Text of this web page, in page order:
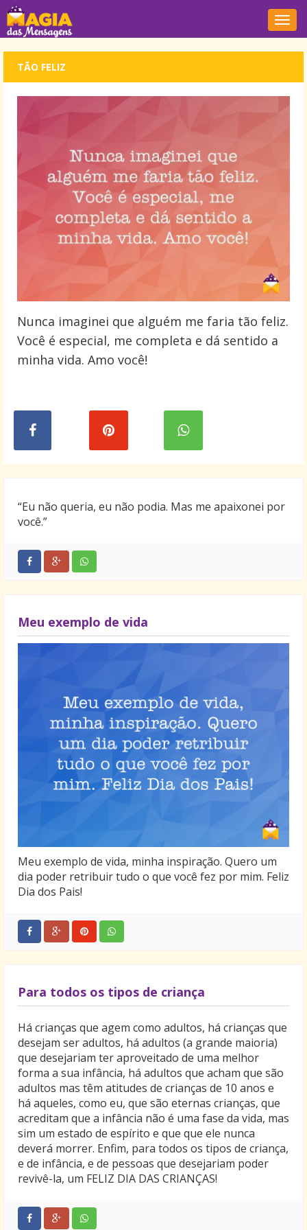
TÃO FELIZ
Nunca imaginei que alguém me faria tão feliz.
Você é especial, me completa e dá sentido a
minha vida. Amo você!
“Eu não queria, eu não podia. Mas me apaixonei por
você.”
Meu exemplo de vida
Meu exemplo de vida, minha inspiração. Quero um
dia poder retribuir tudo o que você fez por mim. Feliz
Dia dos Pais!
Para todos os tipos de criança
Há crianças que agem como adultos, há crianças que
desejam ser adultos, há adultos (a grande maioria)
que desejariam ter aproveitado de uma melhor
forma a sua infância, há adultos que acham que são
adultos mas têm atitudes de crianças de 10 anos e
há aqueles, como eu, que são eternas crianças, que
acreditam que a infância não é uma fase da vida, mas
sim um estado de espírito e que que ele nunca
deverá morrer. Enfim, para todos os tipos de criança,
e de infância, e de pessoas que desejariam poder
revivê-la, um FELIZ DIA DAS CRIANÇAS!